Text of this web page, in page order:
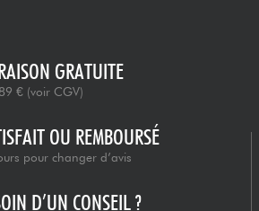
GRATUITE
€ (voir CGV)
OU REMBOURSÉ
pour changer d’avis
D’UN CONSEIL ?